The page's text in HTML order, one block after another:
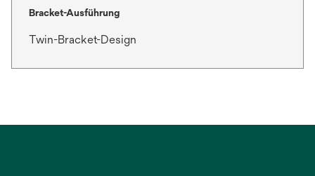
Bracket-Ausführung
Twin-Bracket-Design